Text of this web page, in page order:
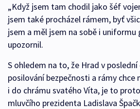
„Když jsem tam chodil jako šéf
jsem také procházel rámem, byť
jsem a měl jsem na sobě i uniformu
upozornil.
S ohledem na to, že Hrad v
posilování bezpečnosti a rámy
i do chrámu svatého Víta, je to
mluvčího prezidenta Ladislava